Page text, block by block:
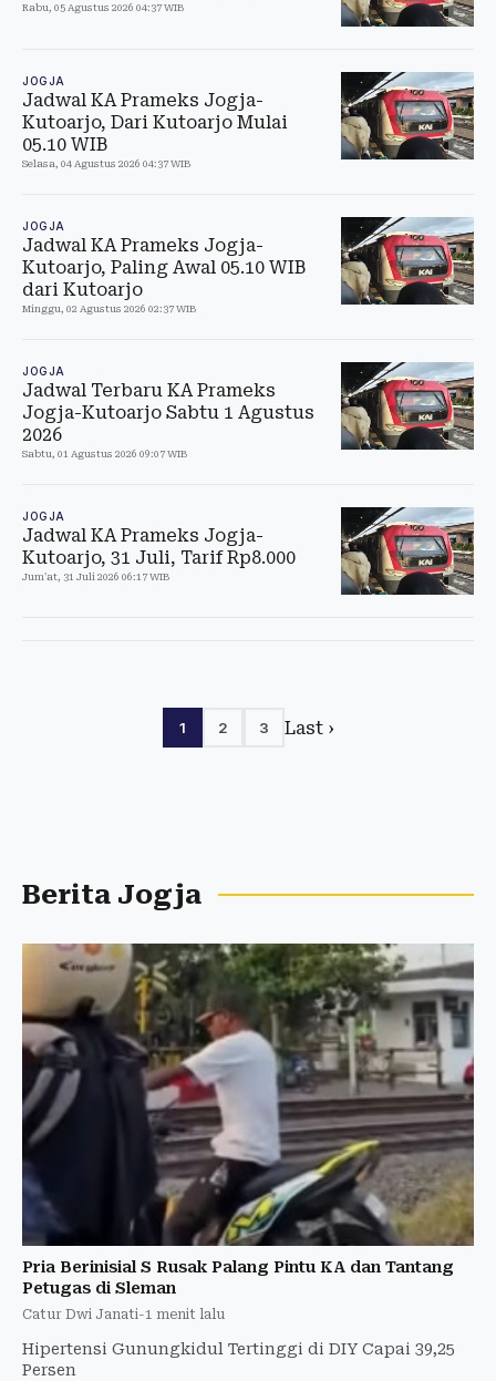
Rabu, 05 Agustus 2026 04:37 WIB
JOGJA
Jadwal KA Prameks Jogja-
Kutoarjo, Dari Kutoarjo Mulai
05.10 WIB
Selasa, 04 Agustus 2026 04:37 WIB
JOGJA
Jadwal KA Prameks Jogja-
Kutoarjo, Paling Awal 05.10 WIB
dari Kutoarjo
Minggu, 02 Agustus 2026 02:37 WIB
JOGJA
Jadwal Terbaru KA Prameks
Jogja-Kutoarjo Sabtu 1 Agustus
2026
Sabtu, 01 Agustus 2026 09:07 WIB
JOGJA
Jadwal KA Prameks Jogja-
Kutoarjo, 31 Juli, Tarif Rp8.000
Jum'at, 31 Juli 2026 06:17 WIB
1 2 3 Last ›
Berita Jogja
Pria Berinisial S Rusak Palang Pintu KA dan Tantang
Petugas di Sleman
Catur Dwi Janati-1 menit lalu
Hipertensi Gunungkidul Tertinggi di DIY Capai 39,25
Persen